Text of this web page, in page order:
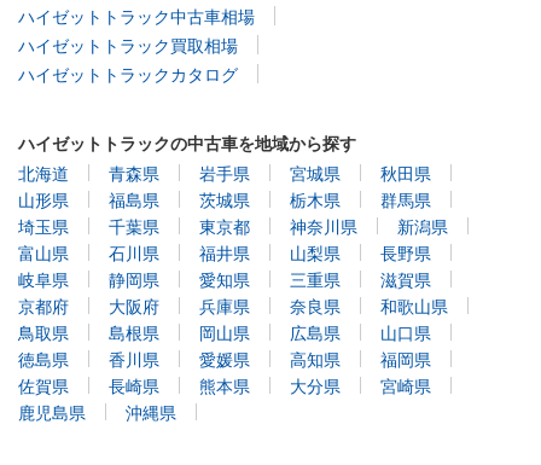
ハイゼットトラック中古車相場
ハイゼットトラック買取相場
ハイゼットトラックカタログ
ハイゼットトラックの中古車を地域から探す
北海道
青森県 岩手県 宮城県
秋田県
山形県
福島県 茨城県 栃木県
群馬県
埼玉県
千葉県 東京都 神奈川県
新潟県
富山県
石川県 福井県 山梨県
長野県
岐阜県
静岡県 愛知県 三重県
滋賀県
京都府
大阪府 兵庫県 奈良県
和歌山県
鳥取県
島根県 岡山県 広島県
山口県
徳島県
香川県 愛媛県 高知県
福岡県
佐賀県
長崎県 熊本県 大分県
宮崎県
鹿児島県
沖縄県